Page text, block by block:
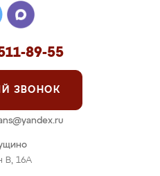
В, 16А
89-55
ЗВОНОК